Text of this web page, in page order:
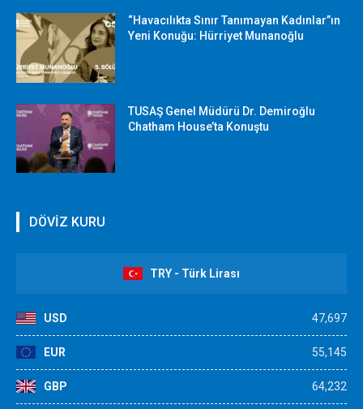
“Havacılıkta Sınır Tanımayan Kadınlar”ın
Yeni Konuğu: Hürriyet Munanoğlu
TUSAŞ Genel Müdürü Dr. Demiroğlu
Chatham House’ta Konuştu
DÖVİZ KURU
TRY - Türk Lirası
USD 47,697
EUR 55,145
GBP 64,232